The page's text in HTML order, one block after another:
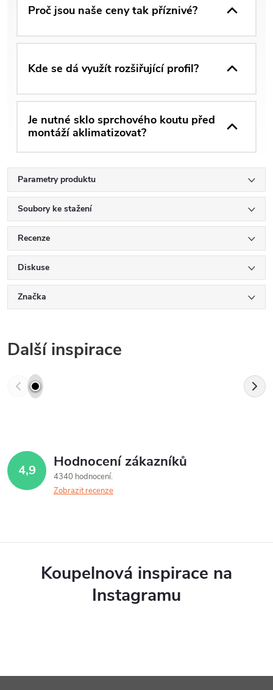
Proč jsou naše ceny tak příznivé?
Kde se dá využít rozšiřující profil?
Je nutné sklo sprchového koutu před
montáží aklimatizovat?
Parametry produktu
Soubory ke stažení
Recenze
Diskuse
Značka
Další inspirace
4,9 Hodnocení zákazníků
4340 hodnocení
Zobrazit recenze
Koupelnová inspirace na
Instagramu